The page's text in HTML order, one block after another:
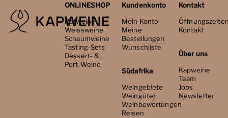
ONLINESHOP
Rotweine
Weissweine
Schaumweine
Tasting-Sets
Dessert- &
Port-Weine
Kundenkonto
Mein Konto
Meine
Bestellungen
Wunschliste
Südafrika
Weingebiete
Weingüter
Weinbewertungen
Reisen
Kontakt
Kontakt
Über uns
Kapweine
Team
Jobs
Newsletter